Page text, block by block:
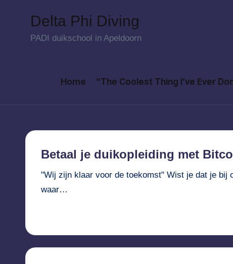
Delta Phi Diving
PADI duikschool in Apeldoorn
Home “The Coolest Thing I’ve Ever
Betaal je duikopleiding met
"Wij zijn klaar voor de toekomst" Wist je dat je
waar…